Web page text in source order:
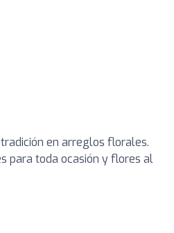
en arreglos florales.
para toda ocasión y flores al